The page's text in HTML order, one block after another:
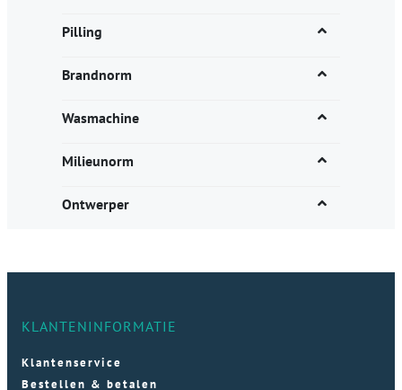
Pilling
Brandnorm
Wasmachine
Milieunorm
Ontwerper
KLANTENINFORMATIE
Klantenservice
Bestellen & betalen